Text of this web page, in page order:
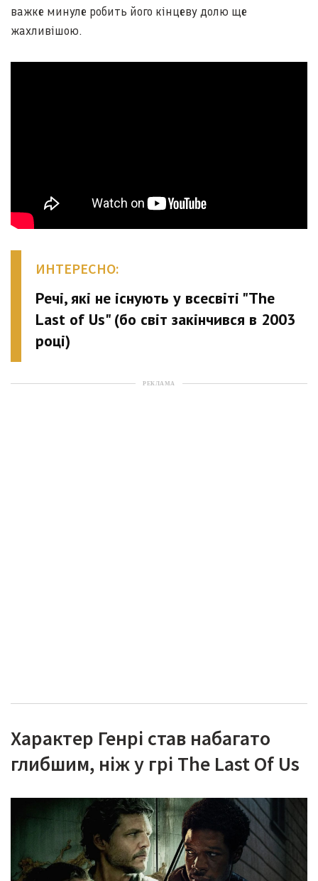
важке минуле робить його кінцеву долю ще
жахливішою.
ИНТЕРЕСНО:
Речі, які не існують у всесвіті "The
Last of Us" (бо світ закінчився в 2003
році)
РЕКЛАМА
Характер Генрі став набагато
глибшим, ніж у грі The Last Of Us